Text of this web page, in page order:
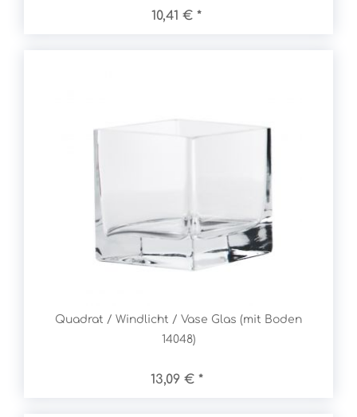
10,41 € *
Quadrat / Windlicht / Vase Glas (mit Boden
14048)
13,09 € *